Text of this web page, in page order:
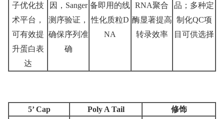
子优化技
术平台，
可有效提
升蛋白表
达
因，Sanger
测序验证，
确保序列准
确
备即用的线
性化质粒D
NA
RNA聚合
酶显著提高
转录效率
品；多种定
制化QC项
目可供选择
5’ Cap Poly A Tail
修饰